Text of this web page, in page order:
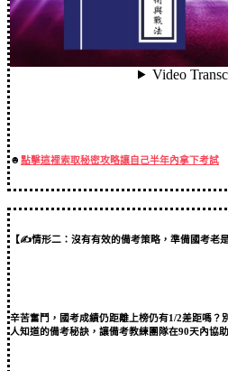
☻ 點擊這裡索取秘密攻略讓自己半年內拿下考試
【✍情形二：沒有有效的備考策略，準備國考老
辛苦奮鬥，國考成績仍距離上榜仍有1/2差距嗎？
人知道的備考秘訣，讓備考教練團隊在90天內協